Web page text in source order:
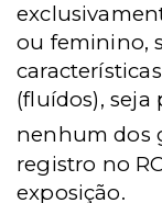
ou feminino,
(fluídos),
nenhum dos
registro no
exposição.